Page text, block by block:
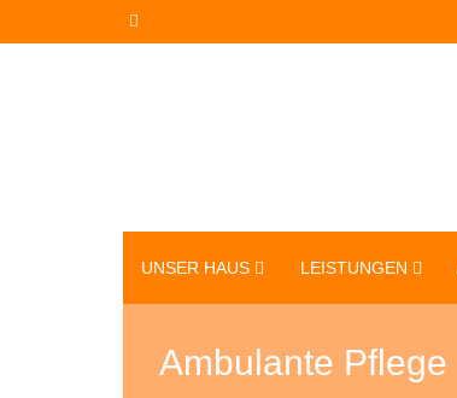
UNSER HAUS LEISTUNGEN
Ambulante Pflege